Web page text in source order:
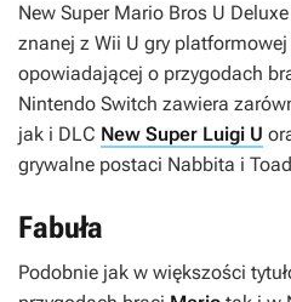
New Super Mario Bros U Deluxe
znanej z Wii U gry platformowej
opowiadającej o przygodach
Nintendo Switch zawiera
jak i DLC New Super Luigi U
grywalne postaci Nabbita i
Fabuła
Podobnie jak w większości